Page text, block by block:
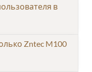
в
Zntec M100